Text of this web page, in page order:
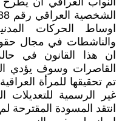
اوساط الحركات
والناشطات في مجال
ان هذا القانون في
القاصرات وسوف يؤدي
تم تحقيقها للمرأة
غير الرسمية
انتقد المسودة المقترحة